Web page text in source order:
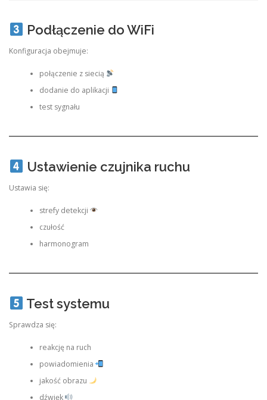
Podłączenie do WiFi
Konfiguracja obejmuje:
połączenie z siecią
dodanie do aplikacji
test sygnału
Ustawienie czujnika ruchu
Ustawia się:
strefy detekcji
czułość
harmonogram
Test systemu
Sprawdza się:
reakcję na ruch
powiadomienia
jakość obrazu
dźwięk